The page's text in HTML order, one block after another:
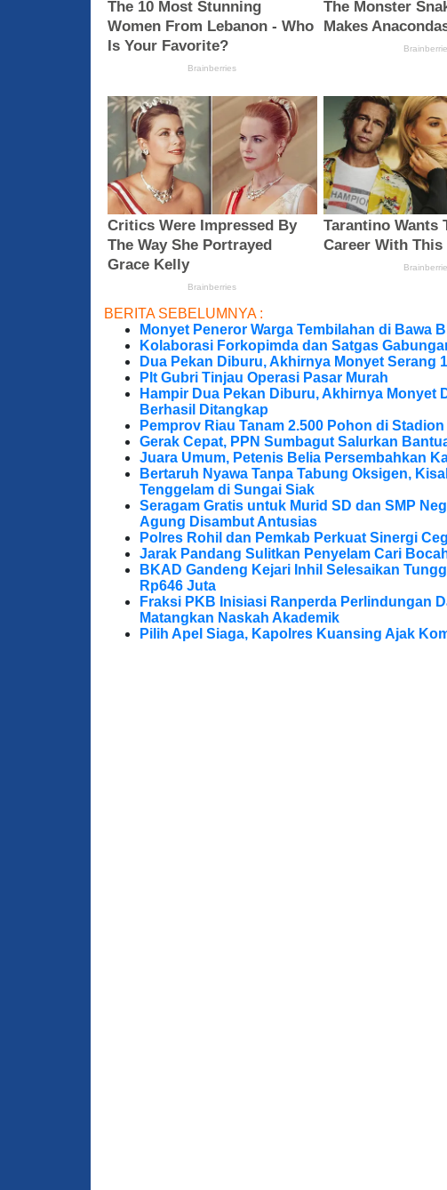
BERITA SEBELUMNYA :
Monyet Peneror Warga Tembilahan di Bawa
Kolaborasi Forkopimda dan Satgas
Dua Pekan Diburu, Akhirnya Monyet Serang
Plt Gubri Tinjau Operasi Pasar Murah
Hampir Dua Pekan Diburu, Akhirnya Monyet
Berhasil Ditangkap
Pemprov Riau Tanam 2.500 Pohon di
Gerak Cepat, PPN Sumbagut Salurkan
Juara Umum, Petenis Belia Persembahkan
Bertaruh Nyawa Tanpa Tabung Oksigen,
Tenggelam di Sungai Siak
Seragam Gratis untuk Murid SD dan SMP
Agung Disambut Antusias
Polres Rohil dan Pemkab Perkuat Sinergi
Jarak Pandang Sulitkan Penyelam Cari
BKAD Gandeng Kejari Inhil Selesaikan
Rp646 Juta
Fraksi PKB Inisiasi Ranperda Perlindungan
Matangkan Naskah Akademik
Pilih Apel Siaga, Kapolres Kuansing Ajak